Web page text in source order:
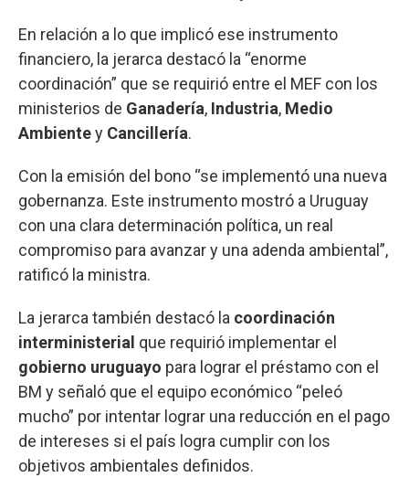
En relación a lo que implicó ese instrumento
financiero, la jerarca destacó la “enorme
coordinación” que se requirió entre el MEF con los
ministerios de Ganadería, Industria, Medio
Ambientey Cancillería.
Con la emisión del bono “se implementó una nueva
gobernanza. Este instrumento mostró a Uruguay
con una clara determinación política, un real
compromiso para avanzar y una adenda ambiental”,
ratificó la ministra.
La jerarca también destacó la coordinación
interministerial que requirió implementar el
gobierno uruguayo para lograr el préstamo con el
BM y señaló que el equipo económico “peleó
mucho” por intentar lograr una reducción en el pago
de intereses si el país logra cumplir con los
objetivos ambientales definidos.